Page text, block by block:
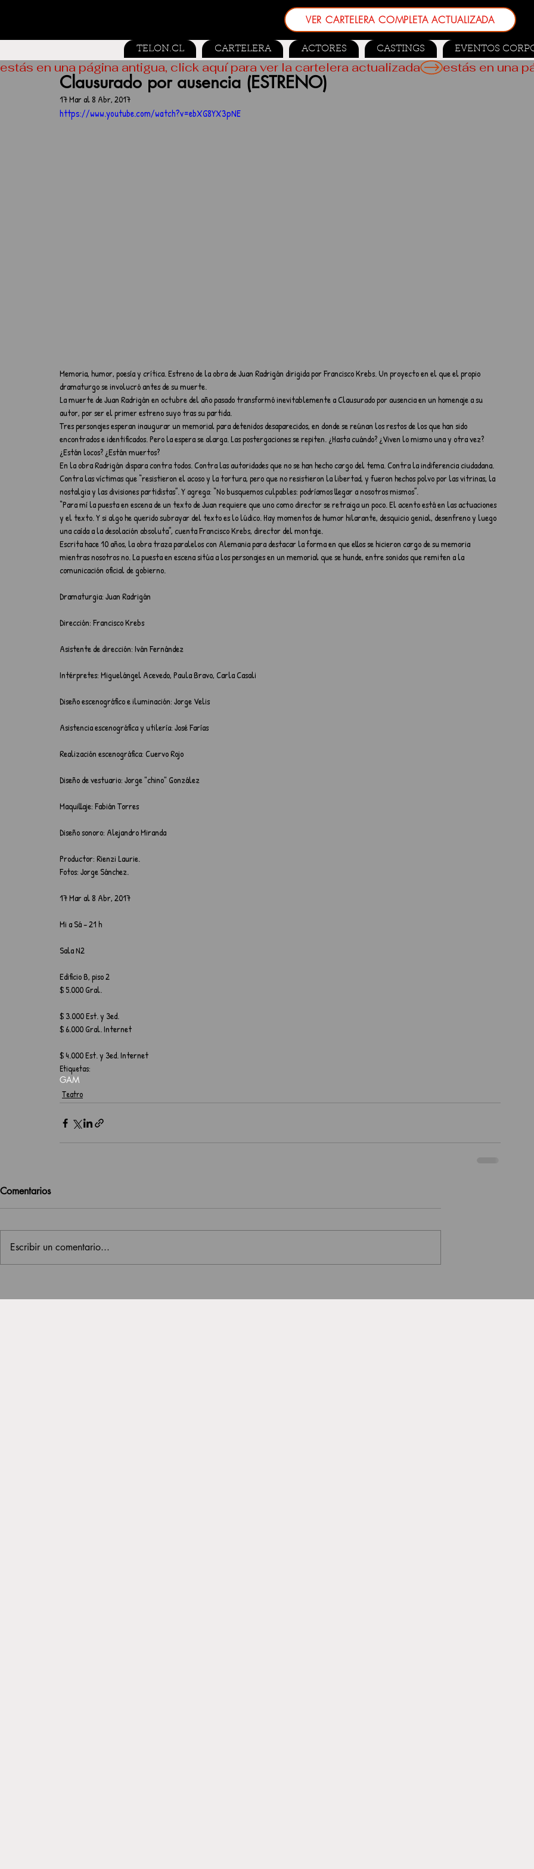
VER CARTELERA COMPLETA ACTUALIZADA
TELON.CL CARTELERA ACTORES CASTINGS EVENTOS
Clausurado por ausencia (ESTRENO)
17 Mar al 8 Abr, 2017
https://www.youtube.com/watch?v=ebXG8YX3pNE
Memoria, humor, poesía y crítica. Estreno de la obra de Juan Radrigán dirigida por Francisco Krebs. Un proyecto en el que el propio
dramaturgo se involucró antes de su muerte.
La muerte de Juan Radrigán en octubre del año pasado transformó inevitablemente a Clausurado por ausencia en un homenaje a su
autor, por ser el primer estreno suyo tras su partida.
Tres personajes esperan inaugurar un memorial para detenidos desaparecidos, en donde se reúnan los restos de los que han sido
encontrados e identificados. Pero la espera se alarga. Las postergaciones se repiten. ¿Hasta cuándo? ¿Viven lo mismo una y otra vez?
¿Están locos? ¿Están muertos?
En la obra Radrigán dispara contra todos. Contra las autoridades que no se han hecho cargo del tema. Contra la indiferencia ciudadana.
Contra las víctimas que “resistieron el acoso y la tortura, pero que no resistieron la libertad, y fueron hechos polvo por las vitrinas, la
nostalgia y las divisiones partidistas”. Y agrega: “No busquemos culpables: podríamos llegar a nosotros mismos”.
“Para mí la puesta en escena de un texto de Juan requiere que uno como director se retraiga un poco. El acento está en las actuaciones
y el texto. Y si algo he querido subrayar del texto es lo lúdico. Hay momentos de humor hilarante, desquicio genial, desenfreno y luego
una caída a la desolación absoluta”, cuenta Francisco Krebs, director del montaje.
Escrita hace 10 años, la obra traza paralelos con Alemania para destacar la forma en que ellos se hicieron cargo de su memoria
mientras nosotros no. La puesta en escena sitúa a los personajes en un memorial que se hunde, entre sonidos que remiten a la
comunicación oficial de gobierno.
Dramaturgia: Juan Radrigán
Dirección: Francisco Krebs
Asistente de dirección: Iván Fernández
Intérpretes: Miguelángel Acevedo, Paula Bravo, Carla Casali
Diseño escenográfico e iluminación: Jorge Velis
Asistencia escenográfica y utilería: José Farías
Realización escenográfica: Cuervo Rojo
Diseño de vestuario: Jorge "chino" González
Maquillaje: Fabián Torres
Diseño sonoro: Alejandro Miranda
Productor: Rienzi Laurie.
Fotos: Jorge Sánchez.
17 Mar al 8 Abr, 2017
Mi a Sá – 21 h
Sala N2
Edificio B, piso 2
$ 5.000 Gral.
$ 3.000 Est. y 3ed.​
$ 6.000 Gral. Internet
$ 4.000 Est. y 3ed. Internet
Etiquetas:
GAM
Teatro
Comentarios
Escribir un comentario...
estás en una página antigua, click aquí para ver la cartelera actualizada